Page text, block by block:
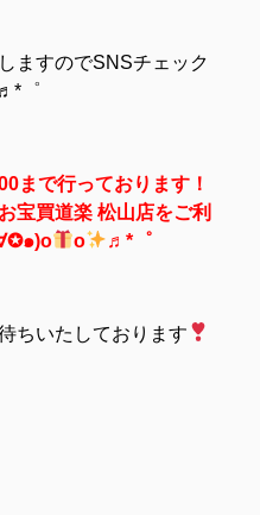
ますのでSNSチェック
゜
まで行っております！
宝買道楽 松山店をご利
๑)o o ♬*゜
ちいたしております